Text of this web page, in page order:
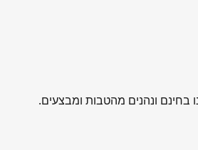
בחינם ונהנים מהטבות ומבצעים.